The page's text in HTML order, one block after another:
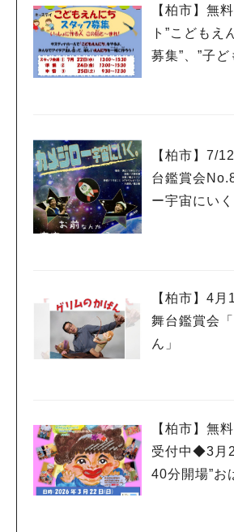
【柏市】無
ト”こどもえ
募集”、”子
【柏市】7/
台鑑賞会
ー宇宙にいく
【柏市】4
舞台鑑賞会
ん」
【柏市】無
受付中◆3月
40分開場”お